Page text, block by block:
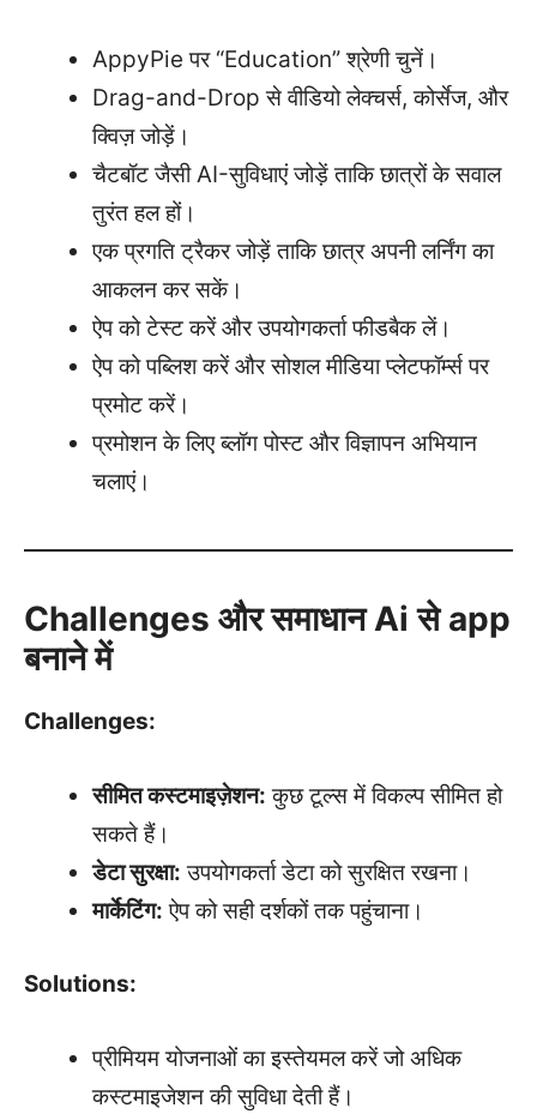
AppyPie पर “Education” श्रेणी चुनें।
Drag-and-Drop से वीडियो लेक्चर्स, कोर्सेज, और
क्विज़ जोड़ें।
चैटबॉट जैसी AI-सुविधाएं जोड़ें ताकि छात्रों के सवाल
तुरंत हल हों।
एक प्रगति ट्रैकर जोड़ें ताकि छात्र अपनी लर्निंग का
आकलन कर सकें।
ऐप को टेस्ट करें और उपयोगकर्ता फीडबैक लें।
ऐप को पब्लिश करें और सोशल मीडिया प्लेटफॉर्म्स पर
प्रमोट करें।
प्रमोशन के लिए ब्लॉग पोस्ट और विज्ञापन अभियान
चलाएं।
Challenges और समाधान Ai से app
बनाने में
Challenges:
सीमित कस्टमाइज़ेशन: कुछ टूल्स में विकल्प सीमित हो
सकते हैं।
डेटा सुरक्षा: उपयोगकर्ता डेटा को सुरक्षित रखना।
मार्केटिंग: ऐप को सही दर्शकों तक पहुंचाना।
Solutions:
प्रीमियम योजनाओं का इस्तेयमल करें जो अधिक
कस्टमाइजेशन की सुविधा देती हैं।